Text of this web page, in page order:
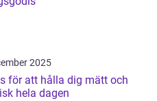
2025
för att hålla dig mätt och
hela dagen